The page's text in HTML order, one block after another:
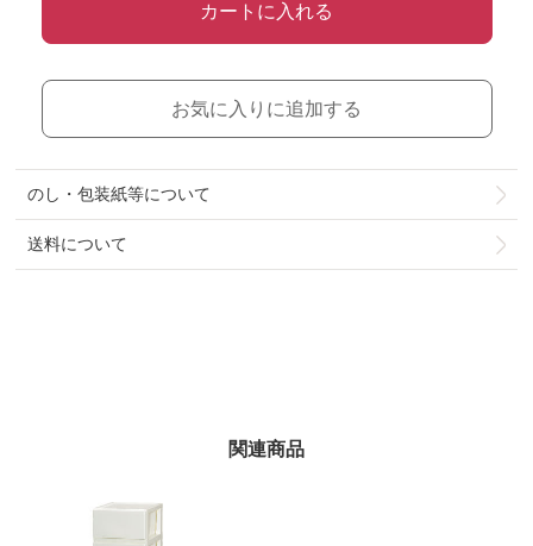
カートに入れる
お気に入りに追加する
のし・包装紙等について
送料について
関連商品